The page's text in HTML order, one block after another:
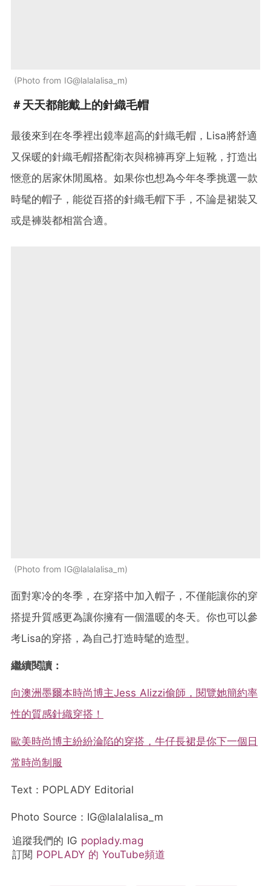
Photo from IG@lalalalisa_m
＃天天都能戴上的針織毛帽
最後來到在冬季裡出鏡率超高的針織毛帽，Lisa將舒適
又保暖的針織毛帽搭配衛衣與棉褲再穿上短靴，打造出
愜意的居家休閒風格。如果你也想為今年冬季挑選一款
時髦的帽子，能從百搭的針織毛帽下手，不論是裙裝又
或是褲裝都相當合適。
Photo from IG@lalalalisa_m
面對寒冷的冬季，在穿搭中加入帽子，不僅能讓你的穿
搭提升質感更為讓你擁有一個溫暖的冬天。你也可以參
考Lisa的穿搭，為自己打造時髦的造型。
繼續閱讀：
向澳洲墨爾本時尚博主Jess Alizzi偷師，閱覽她簡約率
性的質感針織穿搭！
歐美時尚博主紛紛淪陷的穿搭，牛仔長裙是你下一個日
常時尚制服
Text：POPLADY Editorial
Photo Source：IG@lalalalisa_m
追蹤我們的 IG poplady.mag
訂閱 POPLADY 的 YouTube頻道